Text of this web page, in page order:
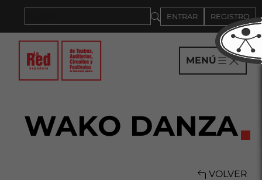
ENTRAR REGISTRO
MENÚ
WAKO DANZA
VOLVER